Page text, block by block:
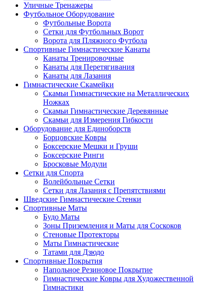
Уличные Тренажеры
Футбольное Оборудование
Футбольные Ворота
Сетки для Футбольных Ворот
Ворота для Пляжного Футбола
Спортивные Гимнастические Канаты
Канаты Тренировочные
Канаты для Перетягивания
Канаты для Лазания
Гимнастические Скамейки
Скамьи Гимнастические на Металлических
Ножках
Скамьи Гимнастические Деревянные
Скамьи для Измерения Гибкости
Оборудование для Единоборств
Борцовские Ковры
Боксерские Мешки и Груши
Боксерские Ринги
Бросковые Модули
Сетки для Спорта
Волейбольные Сетки
Сетки для Лазания с Препятствиями
Шведские Гимнастические Стенки
Спортивные Маты
Будо Маты
Зоны Приземления и Маты для Соскоков
Стеновые Протекторы
Маты Гимнастические
Татами для Дзюдо
Спортивные Покрытия
Напольное Резиновое Покрытие
Гимнастические Ковры для Художественной
Гимнастики